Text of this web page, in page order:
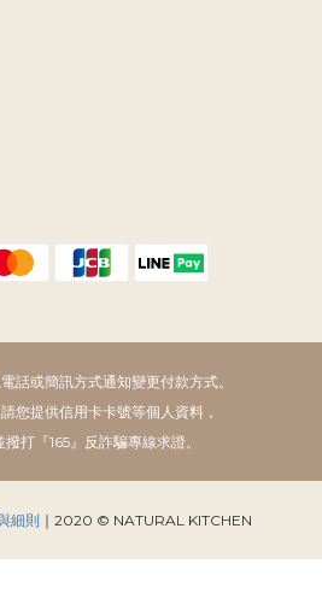
話或簡訊方式通知變更付款方式。
您提供信用卡卡號等個人資料，
打『165』反詐騙專線求證。
細則 ｜2020 © NATURAL KITCHEN